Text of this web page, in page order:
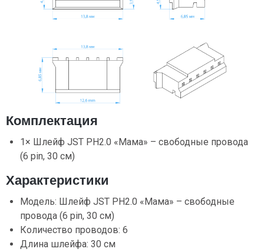
Комплектация
1× Шлейф JST PH2.0 «Мама» – свободные провода
(6 pin, 30 см)
Характеристики
Модель: Шлейф JST PH2.0 «Мама» – свободные
провода (6 pin, 30 см)
Количество проводов: 6
Длина шлейфа: 30 см